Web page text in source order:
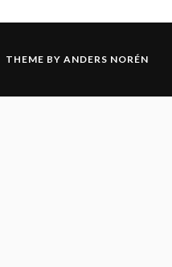
THEME BY ANDERS NORÉN